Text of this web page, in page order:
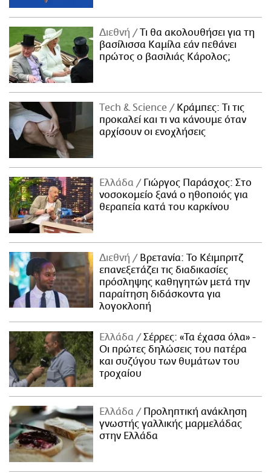
Διεθνή
Τι θα ακολουθήσει για τη
βασίλισσα Καμίλα εάν πεθάνει
πρώτος ο βασιλιάς Κάρολος;
Τech & Science
Κράμπες: Τι τις
προκαλεί και τι να κάνουμε όταν
αρχίσουν οι ενοχλήσεις
Ελλάδα
Γιώργος Παράσχος: Στο
νοσοκομείο ξανά ο ηθοποιός για
θεραπεία κατά του καρκίνου
Διεθνή
Βρετανία: Το Κέιμπριτζ
επανεξετάζει τις διαδικασίες
πρόσληψης καθηγητών μετά την
παραίτηση διδάσκοντα για
λογοκλοπή
Ελλάδα
Σέρρες: «Τα έχασα όλα» -
Οι πρώτες δηλώσεις του πατέρα
και συζύγου των θυμάτων του
τροχαίου
Ελλάδα
Προληπτική ανάκληση
γνωστής γαλλικής μαρμελάδας
στην Ελλάδα